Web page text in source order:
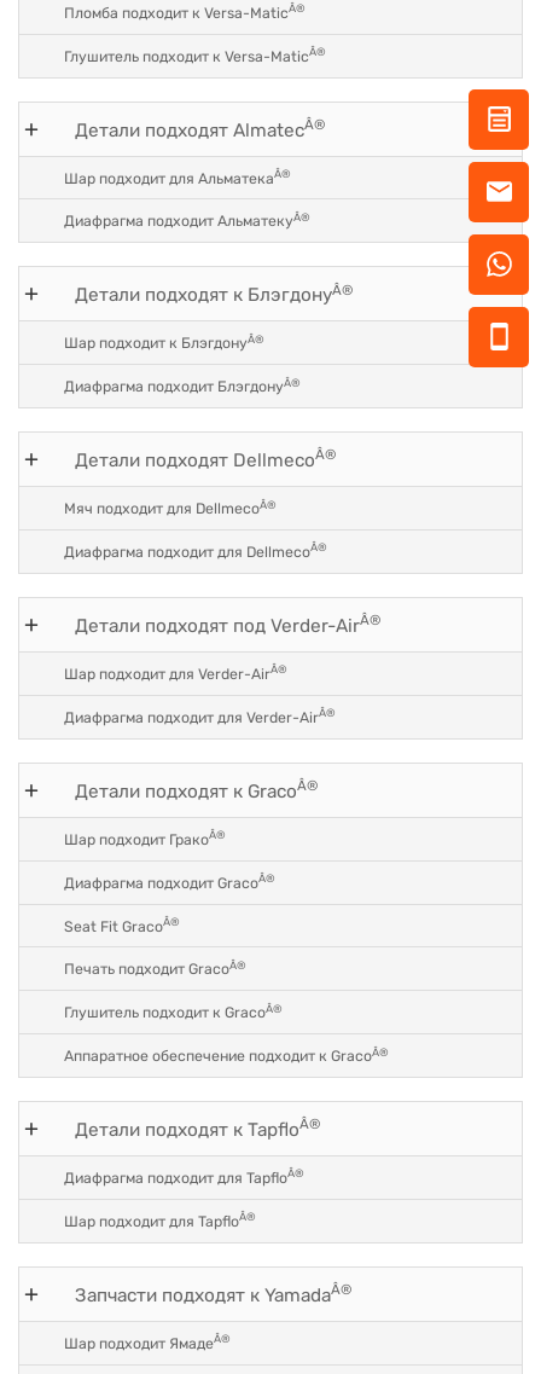
Пломба подходит к Versa-MaticÂ®
Глушитель подходит к Versa-MaticÂ®
Детали подходят AlmatecÂ®
Шар подходит для АльматекаÂ®
Диафрагма подходит АльматекуÂ®
Детали подходят к БлэгдонуÂ®
Шар подходит к БлэгдонуÂ®
Диафрагма подходит БлэгдонуÂ®
Детали подходят DellmecoÂ®
Мяч подходит для DellmecoÂ®
Диафрагма подходит для DellmecoÂ®
Детали подходят под Verder-AirÂ®
Шар подходит для Verder-AirÂ®
Диафрагма подходит для Verder-AirÂ®
Детали подходят к GracoÂ®
Шар подходит ГракоÂ®
Диафрагма подходит GracoÂ®
Seat Fit GracoÂ®
Печать подходит GracoÂ®
Глушитель подходит к GracoÂ®
Аппаратное обеспечение подходит к GracoÂ®
Детали подходят к TapfloÂ®
Диафрагма подходит для TapfloÂ®
Шар подходит для TapfloÂ®
Запчасти подходят к YamadaÂ®
Шар подходит ЯмадеÂ®